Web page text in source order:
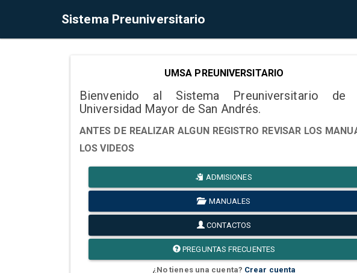
Sistema Preuniversitario
UMSA PREUNIVERSITARIO
Bienvenido al Sistema Preuniversitario de
Universidad Mayor de San Andrés.
ANTES DE REALIZAR ALGUN REGISTRO REVISAR LOS
LOS VIDEOS
ADMISIONES
MANUALES
CONTACTOS
PREGUNTAS FRECUENTES
¿No tienes una cuenta? Crear cuenta